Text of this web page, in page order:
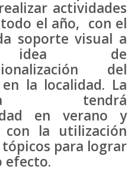
actividades
el año, con el
soporte visual a
de
del
la localidad. La
tendrá
en verano y
con la utilización
para lograr
efecto.